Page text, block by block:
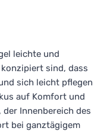
leichte und
sind, dass
sich leicht pflegen
auf Komfort und
Innenbereich des
bei ganztägigem